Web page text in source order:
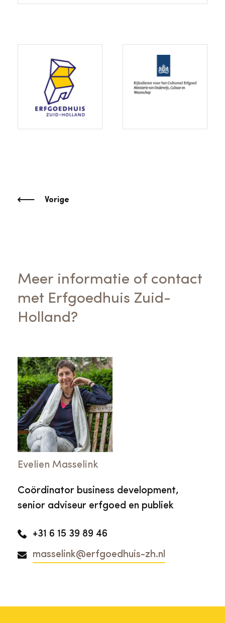
Vorige
Meer informatie of contact
met Erfgoedhuis Zuid-
Holland?
Evelien Masselink
Coördinator business development,
senior adviseur erfgoed en publiek
+31 6 15 39 89 46
masselink@erfgoedhuis-zh.nl